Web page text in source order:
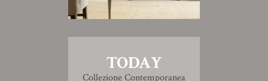
TODAY
Collezione Contemporanea